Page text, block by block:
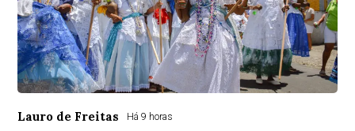
Lauro de Freitas Há 9 horas